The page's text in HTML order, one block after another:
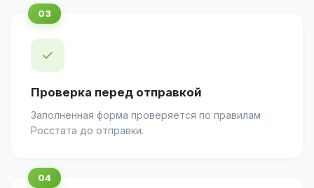
✓
Проверка перед отправкой
Заполненная форма проверяется по правилам
Росстата до отправки.